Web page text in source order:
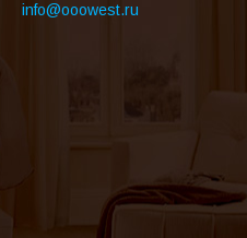
info@ooowest.ru